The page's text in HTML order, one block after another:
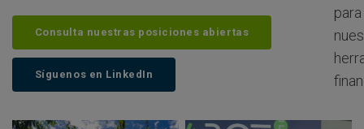
Consulta nuestras posiciones abiertas
Síguenos en LinkedIn